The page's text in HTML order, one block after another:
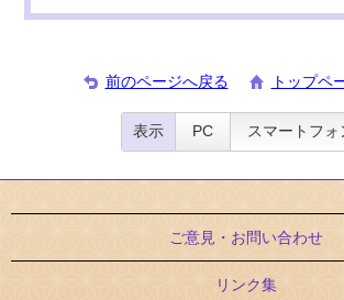
前のページへ戻る トップペ
表示 PC スマートフォ
ご意見・お問い合わせ
リンク集